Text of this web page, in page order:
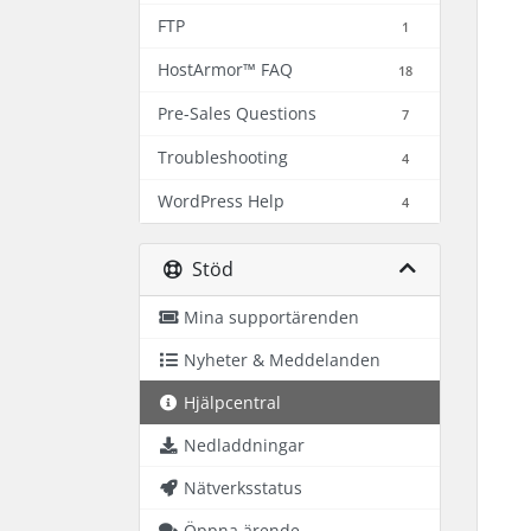
FTP 1
HostArmor™ FAQ 18
Pre-Sales Questions 7
Troubleshooting 4
WordPress Help 4
Stöd
Mina supportärenden
Nyheter & Meddelanden
Hjälpcentral
Nedladdningar
Nätverksstatus